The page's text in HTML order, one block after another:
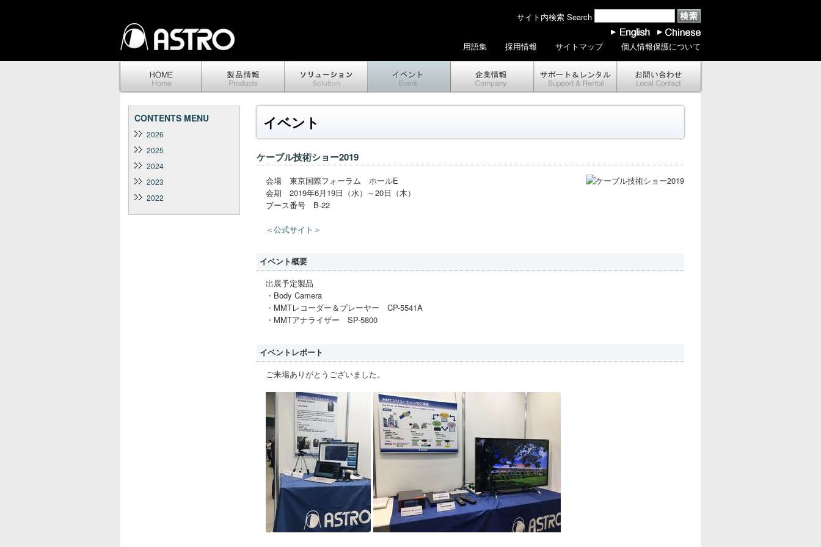
サイト内検索 Search
用語集 採用情報 サイトマップ 個人情報保護について
イベント
ケーブル技術ショー2019
会場 東京国際フォーラム ホールE
会期 2019年6月19日（水）～20日（木）
ブース番号 B-22
＜公式サイト＞
イベント概要
出展予定製品
・Body Camera
・MMTレコーダー＆プレーヤー CP-5541A
・MMTアナライザー SP-5800
イベントレポート
ご来場ありがとうございました。
CONTENTS MENU
2026
2025
2024
2023
2022